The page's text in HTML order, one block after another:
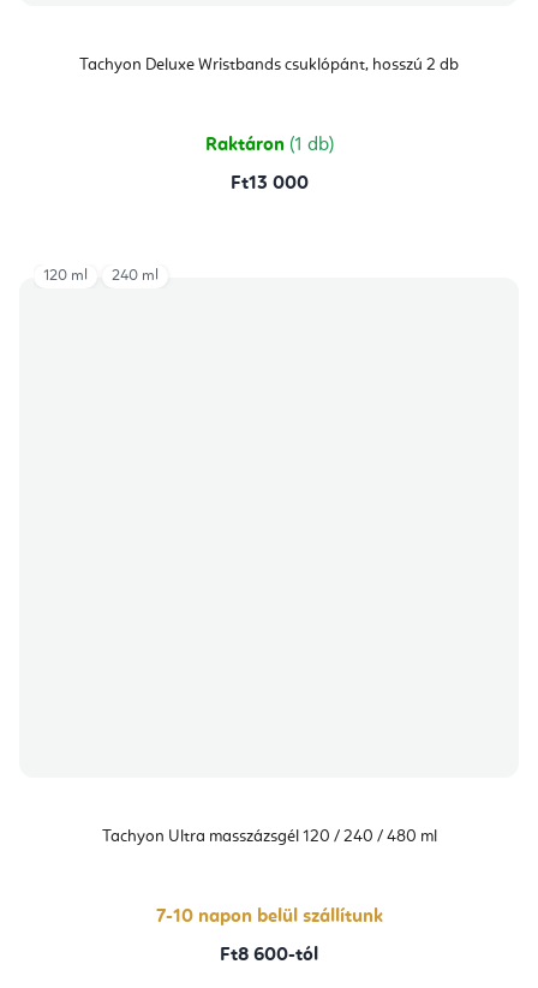
Tachyon Deluxe Wristbands csuklópánt, hosszú 2 db
Raktáron (1 db)
Ft13 000
Tachyon Ultra masszázsgél 120 / 240 / 480 ml
7-10 napon belül szállítunk
Ft8 600-tól
120 ml 240 ml